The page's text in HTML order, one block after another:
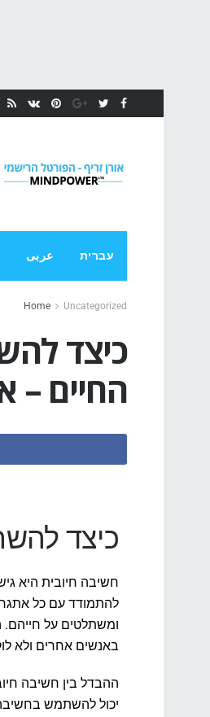
עברית عربى
Home Uncategorized
כיצד
החיים –
כיצד
חשיבה חיובית היא
להתמודד עם כל אתגר
ומשתלטים על חייהם.
באנשים אחרים ולא
ההבדל בין חשיבה
יכול להשתמש בחשיבה